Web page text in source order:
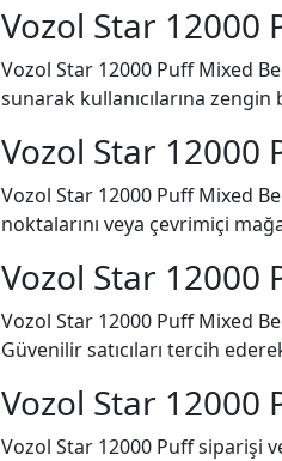
Vozol Star 12000
Vozol Star 12000 Puff Mixed
sunarak kullanıcılarına zengin
Vozol Star 12000
Vozol Star 12000 Puff Mixed
noktalarını veya çevrimiçi
Vozol Star 12000
Vozol Star 12000 Puff Mixed
Güvenilir satıcıları tercih
Vozol Star 12000
Vozol Star 12000 Puff siparişi